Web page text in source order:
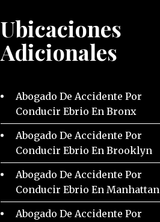
Ubicaciones
Adicionales
Abogado De Accidente Por
Conducir Ebrio En Bronx
Abogado De Accidente Por
Conducir Ebrio En Brooklyn
Abogado De Accidente Por
Conducir Ebrio En Manhattan
Abogado De Accidente Por